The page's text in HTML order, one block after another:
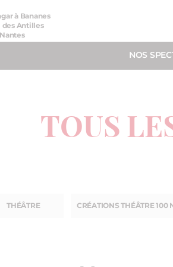
à Bananes
des Antilles
NOS
TOUS
THÉÂTRE CRÉATIONS THÉÂTRE 100